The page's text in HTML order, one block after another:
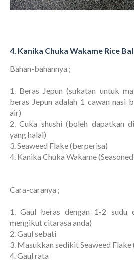
4. Kanika Chuka Wakame Rice Ball
Bahan-bahannya ;
1. Beras Jepun (sukatan untuk
beras Jepun adalah 1 cawan nasi
air)
2. Cuka shushi (boleh dapatkan
yang halal)
3. Seaweed Flake (berperisa)
4. Kanika Chuka Wakame
Cara-caranya ;
1. Gaul beras dengan 1-2 sudu
mengikut citarasa anda)
2. Gaul sebati
3. Masukkan sedikit Seaweed Flake
4. Gaul rata